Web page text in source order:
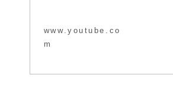
www.youtube.co
m